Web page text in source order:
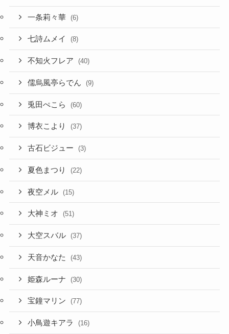
一条莉々華 (6)
七詩ムメイ (8)
不知火フレア (40)
儒烏風亭らでん (9)
兎田ぺこら (60)
博衣こより (37)
古石ビジュー (3)
夏色まつり (22)
夜空メル (15)
大神ミオ (51)
大空スバル (37)
天音かなた (43)
姫森ルーナ (30)
宝鐘マリン (77)
小鳥遊キアラ (16)